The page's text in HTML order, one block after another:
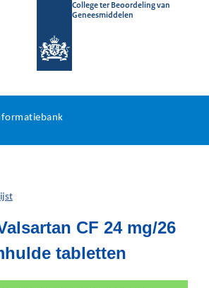
College ter Beoordeling van
Geneesmiddelen
CF 24 mg/26
tabletten